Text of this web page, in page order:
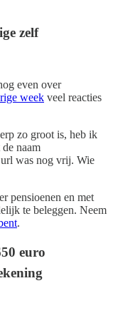
zelf
even over
week veel reacties
zo groot is, heb ik
naam
was nog vrij. Wie
pensioenen en met
te beleggen. Neem
.
euro